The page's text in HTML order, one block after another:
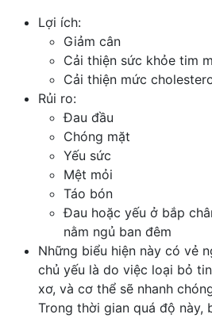
Lợi ích:
Giảm cân
Cải thiện sức khỏe tim
Cải thiện mức
Rủi ro:
Đau đầu
Chóng mặt
Yếu sức
Mệt mỏi
Táo bón
Đau hoặc yếu ở bắp
nằm ngủ ban đêm
Những biểu hiện này có vẻ
chủ yếu là do việc loại bỏ
xơ, và cơ thể sẽ nhanh
Trong thời gian quá độ này,